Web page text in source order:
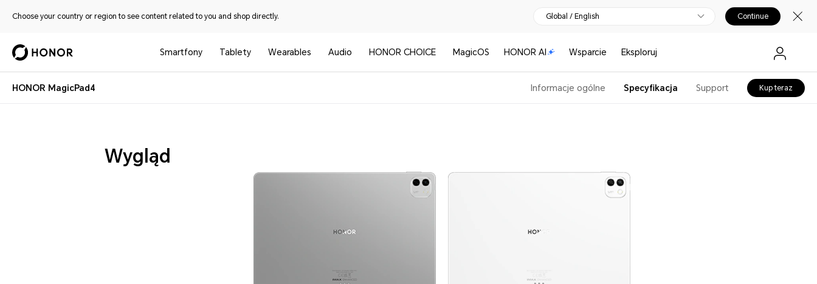
Choose your country or region to see content related to you and shop directly. Global / English Continue
Smartfony Tablety Wearables Audio HONOR CHOICE MagicOS HONOR AI Wsparcie Eksploruj
HONOR MagicPad4 Informacje ogólne Specyfikacja Support Kup teraz
Wygląd